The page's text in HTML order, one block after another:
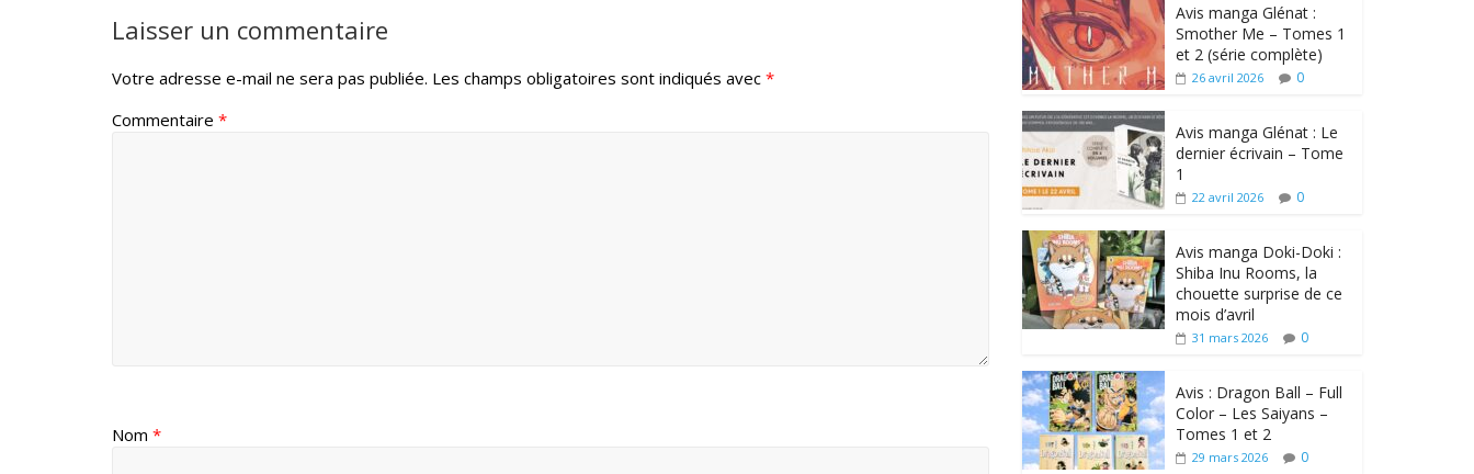
Laisser un commentaire
Votre adresse e-mail ne sera pas publiée. Les champs obligatoires sont indiqués avec *
Commentaire *
Nom *
Avis manga Glénat :
Smother Me – Tomes 1
et 2 (série complète)
26 avril 2026 0
Avis manga Glénat : Le
dernier écrivain – Tome
1
22 avril 2026 0
Avis manga Doki-Doki :
Shiba Inu Rooms, la
chouette surprise de ce
mois d’avril
31 mars 2026 0
Avis : Dragon Ball – Full
Color – Les Saiyans –
Tomes 1 et 2
29 mars 2026 0